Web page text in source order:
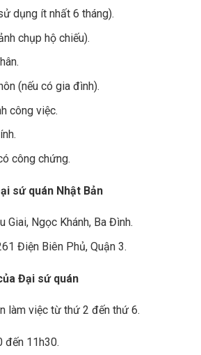
dụng ít nhất 6 tháng).
chụp hộ chiếu).
(nếu có gia đình).
công việc.
công chứng.
sứ quán Nhật Bản
Giai, Ngọc Khánh, Ba Đình.
Điện Biên Phủ, Quận 3.
Đại sứ quán
làm việc từ thứ 2 đến thứ 6.
đến 11h30.